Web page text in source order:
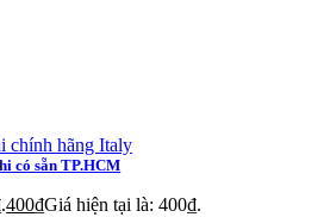
chính hãng Italy
có sẵn TP.HCM
400₫Giá hiện tại là: 400₫.